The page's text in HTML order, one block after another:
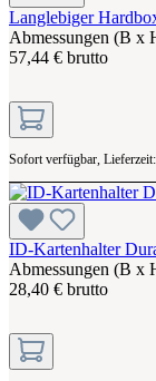
Langlebiger
Abmessungen (B x
57,44 € brutto
Sofort verfügbar,
ID-Kartenhalter
Abmessungen (B x
28,40 € brutto